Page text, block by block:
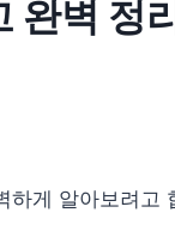
완벽 정
하게 알아보려고